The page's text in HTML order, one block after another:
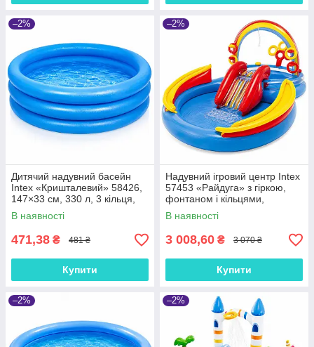
–2%
Дитячий надувний басейн
Intex «Кришталевий» 58426,
147×33 см, 330 л, 3 кільця,
від 2 років, круглий, синій
В наявності
471,38 ₴ 481 ₴
Купити
–2%
Надувний ігровий центр Intex
57453 «Райдуга» з гіркою,
фонтаном і кільцями,
дитячий басейн 297×193×135
см, 2+
В наявності
3 008,60 ₴ 3 070 ₴
Купити
–2% –2%